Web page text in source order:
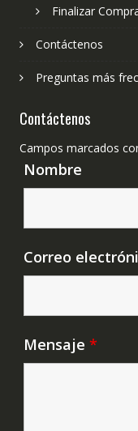
Finalizar
Contáctenos
Preguntas más
Contáctenos
Campos marcados
Nombre
Correo
Mensaje *